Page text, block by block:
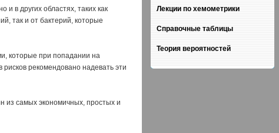
и в других областях, таких как
так и от бактерий, которые
которые при попадании на
рекомендовано надевать эти
из самых экономичных, простых и
Лекции по хемометрики
Справочные таблицы
Теория вероятностей